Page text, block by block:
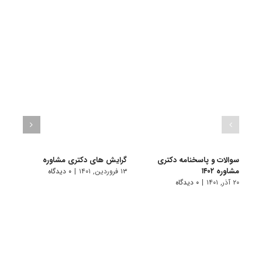
سوالات و پاسخنامه دکتری
مشاوره ۱۴۰۲
۲۰ آذر, ۱۴۰۱ | ۰ دیدگاه
گرایش های دکتری ﻣﺸﺎوره
۱۳ فروردین, ۱۴۰۱ | ۰ دیدگاه